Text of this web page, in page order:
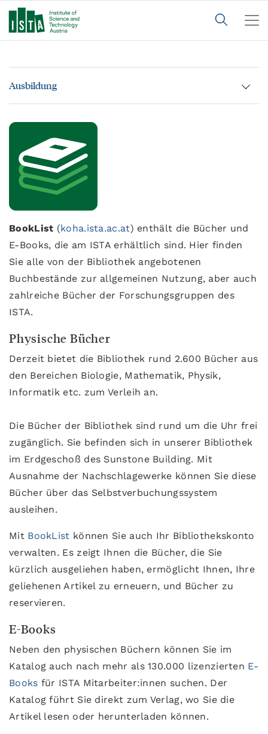
Ausbildung
BookList (koha.ista.ac.at) enthält die Bücher und
E-Books, die am ISTA erhältlich sind. Hier finden
Sie alle von der Bibliothek angebotenen
Buchbestände zur allgemeinen Nutzung, aber auch
zahlreiche Bücher der Forschungsgruppen des
ISTA.
Physische Bücher
Derzeit bietet die Bibliothek rund 2.600 Bücher aus
den Bereichen Biologie, Mathematik, Physik,
Informatik etc. zum Verleih an.
Die Bücher der Bibliothek sind rund um die Uhr frei
zugänglich. Sie befinden sich in unserer Bibliothek
im Erdgeschoß des Sunstone Building. Mit
Ausnahme der Nachschlagewerke können Sie diese
Bücher über das Selbstverbuchungssystem
ausleihen.
Mit BookList können Sie auch Ihr Bibliothekskonto
verwalten. Es zeigt Ihnen die Bücher, die Sie
kürzlich ausgeliehen haben, ermöglicht Ihnen, Ihre
geliehenen Artikel zu erneuern, und Bücher zu
reservieren.
E-Books
Neben den physischen Büchern können Sie im
Katalog auch nach mehr als 130.000 lizenzierten E-
Books für ISTA Mitarbeiter:innen suchen. Der
Katalog führt Sie direkt zum Verlag, wo Sie die
Artikel lesen oder herunterladen können.